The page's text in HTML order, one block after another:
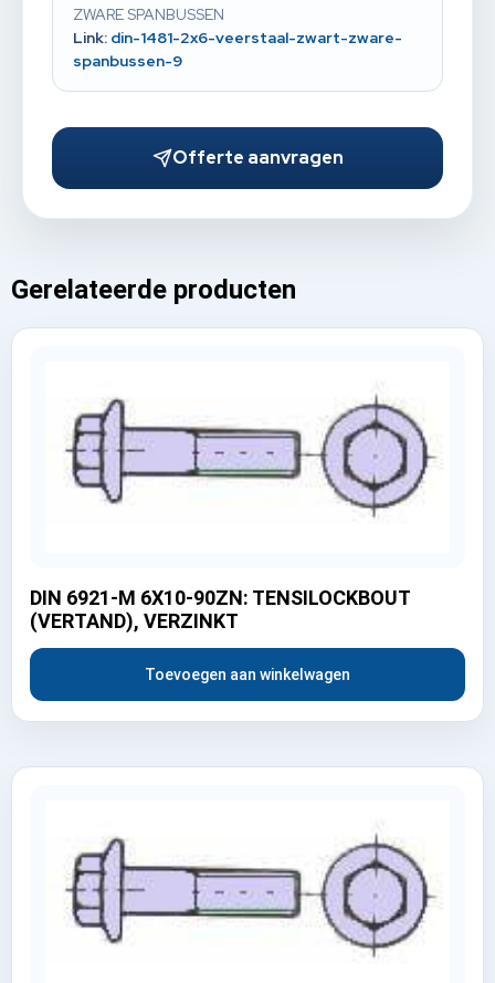
ZWARE SPANBUSSEN
Link: din-1481-2x6-veerstaal-zwart-zware-
spanbussen-9
Offerte aanvragen
Gerelateerde producten
DIN 6921-M 6X10-90ZN: TENSILOCKBOUT
(VERTAND), VERZINKT
Toevoegen aan winkelwagen